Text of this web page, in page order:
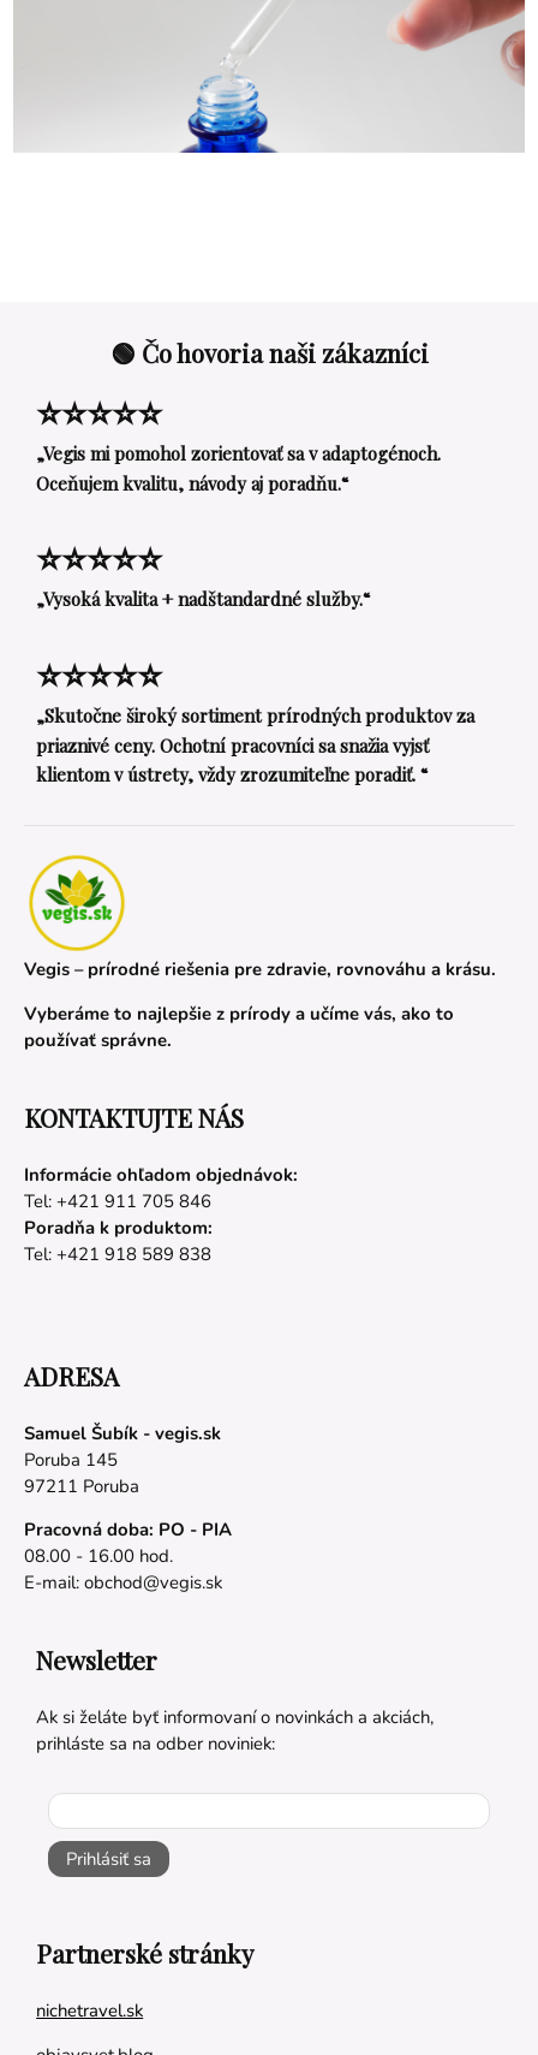
🟢 Čo hovoria naši zákazníci
⭐⭐⭐⭐⭐
„Vegis mi pomohol zorientovať sa v adaptogénoch.
Oceňujem kvalitu, návody aj poradňu.“
⭐⭐⭐⭐⭐
„Vysoká kvalita + nadštandardné služby.“
⭐⭐⭐⭐⭐
„Skutočne široký sortiment prírodných produktov za
priaznivé ceny. Ochotní pracovníci sa snažia vyjsť
klientom v ústrety, vždy zrozumiteľne poradiť. “
Vegis – prírodné riešenia pre zdravie, rovnováhu a krásu.
Vyberáme to najlepšie z prírody a učíme vás, ako to
používať správne.
KONTAKTUJTE NÁS
Informácie ohľadom objednávok:
Tel: +421 911 705 846
Poradňa k produktom:
Tel: +421 918 589 838
ADRESA
Samuel Šubík - vegis.sk
Poruba 145
97211 Poruba
Pracovná doba: PO - PIA
08.00 - 16.00 hod.
E-mail: obchod@vegis.sk
Newsletter
Ak si želáte byť informovaní o novinkách a akciách,
prihláste sa na odber noviniek:
Prihlásiť sa
Partnerské stránky
nichetravel.sk